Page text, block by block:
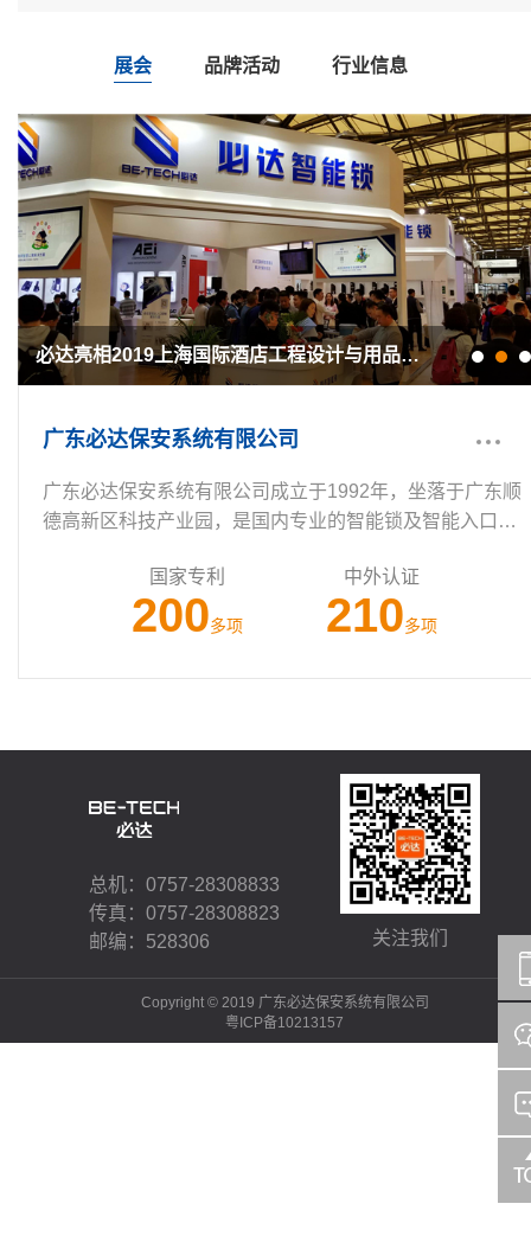
展会 品牌活动 行业信息
必达亮相2019上海国际酒店工程设计与用品展，构建智慧互联新未来！
广东必达保安系统有限公司
广东必达保安系统有限公司成立于1992年，坐落于广东顺
德高新区科技产业园，是国内专业的智能锁及智能入口解
能箱、智能门禁、智能道闸设备等。必达自成立以来，坚
持以产品品质为先，共获得80多项国家专利、50多项中外
认证。主要产品通过美国BHMA电子锁认证，美国UL防火
国家专利
200多项
中外认证
210多项
总机：0757-28308833
传真：0757-28308823
邮编：528306
关注我们
Copyright © 2019 广东必达保安系统有限公司
粤ICP备10213157